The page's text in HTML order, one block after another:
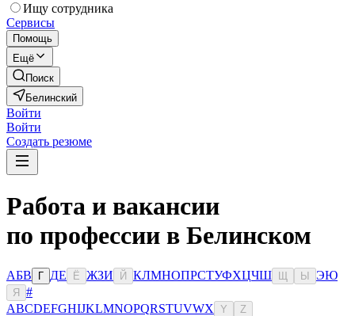
Ищу сотрудника
Сервисы
Помощь
Ещё
Поиск
Белинский
Войти
Войти
Создать резюме
Работа и вакансии
по профессии в Белинском
АБВ Г ДЕ Ё ЖЗИ Й КЛМНОПРСТУФХЦЧШ Ы ЭЮ
Я
#
ABCDEFGHIJKLMNOPQRSTUVWX Y Z